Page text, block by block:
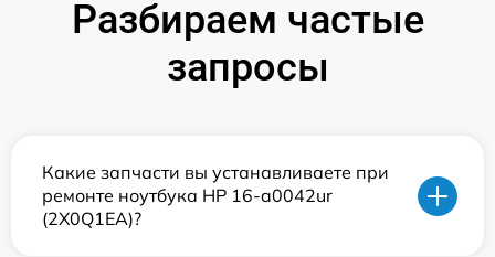
Разбираем частые
запросы
Какие запчасти вы устанавливаете при
ремонте ноутбука HP 16-a0042ur
(2X0Q1EA)?